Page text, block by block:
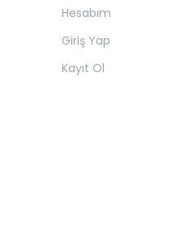
Hesabım
Giriş Yap
Kayıt Ol